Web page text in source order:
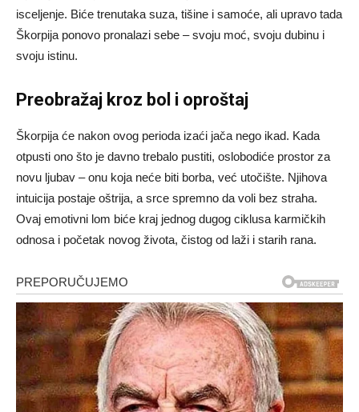
isceljenje. Biće trenutaka suza, tišine i samoće, ali upravo tada
Škorpija ponovo pronalazi sebe – svoju moć, svoju dubinu i
svoju istinu.
Preobražaj kroz bol i oproštaj
Škorpija će nakon ovog perioda izaći jača nego ikad. Kada
otpusti ono što je davno trebalo pustiti, oslobodiće prostor za
novu ljubav – onu koja neće biti borba, već utočište. Njihova
intuicija postaje oštrija, a srce spremno da voli bez straha.
Ovaj emotivni lom biće kraj jednog dugog ciklusa karmičkih
odnosa i početak novog života, čistog od laži i starih rana.